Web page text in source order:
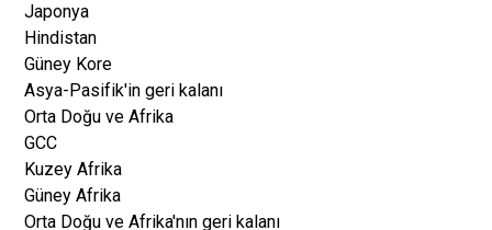
Japonya
Hindistan
Güney Kore
Asya-Pasifik'in geri kalanı
Orta Doğu ve Afrika
GCC
Kuzey Afrika
Güney Afrika
Orta Doğu ve Afrika'nın geri kalanı